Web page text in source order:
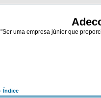
"Ser uma empresa júnior que
Índice